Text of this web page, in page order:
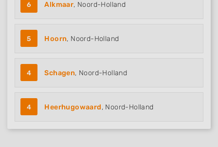
6 Alkmaar, Noord-Holland
5 Hoorn, Noord-Holland
4 Schagen, Noord-Holland
4 Heerhugowaard, Noord-Holland